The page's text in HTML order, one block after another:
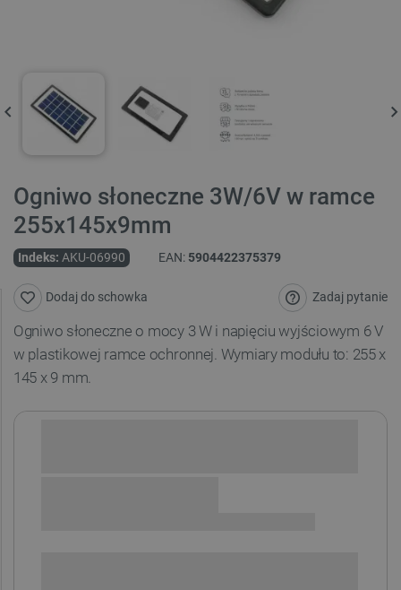
Ogniwo słoneczne 3W/6V w ramce
255x145x9mm
Indeks: AKU-06990 EAN: 5904422375379
Zadaj pytanie
Dodaj do schowka
Ogniwo słoneczne o mocy 3 W i napięciu wyjściowym 6 V
w plastikowej ramce ochronnej. Wymiary modułu to: 255 x
145 x 9 mm.